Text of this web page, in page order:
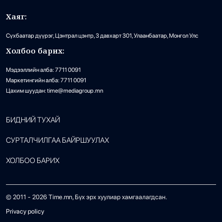
Хаяг:
Сүхбаатар дүүрэг, Цэнтрал цэнтр, 3 давхарт 301, Улаанбаатар, Монгол Улс
Холбоо барих:
Мэдээллийн алба: 7711 0091
Маркетингийн алба: 7711 0091
Цахим шуудан: time@mediagroup.mn
БИДНИЙ ТУХАЙ
СУРТАЛЧИЛГАА БАЙРШУУЛАХ
ХОЛБОО БАРИХ
© 2011 - 2026 Time.mn, Бүх эрх хуулиар хамгаалагдсан.
Privacy policy